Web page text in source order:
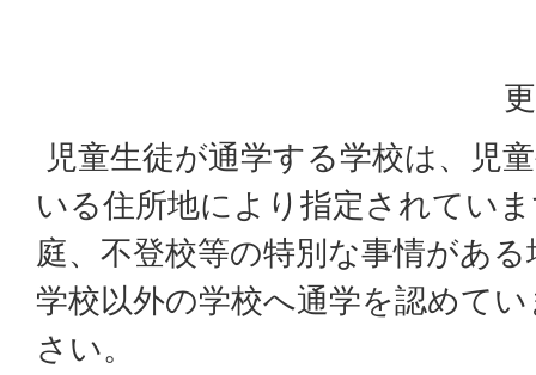
児童生徒が通学する学校は、児
いる住所地により指定されてい
庭、不登校等の特別な事情があ
学校以外の学校へ通学を認めて
さい。